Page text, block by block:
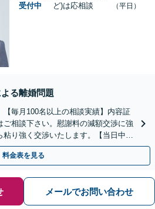
受付中
ど)は応相談
（平日）
る離婚問題
【毎月100名以上の相談実績】内容証
相談下さい。慰謝料の減額交渉に強
り強く交渉いたします。【当日中の
料金表を見る
メールでお問い合わせ